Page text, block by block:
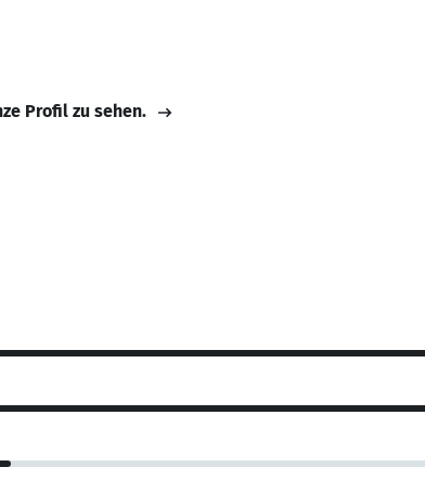
Profil zu sehen.